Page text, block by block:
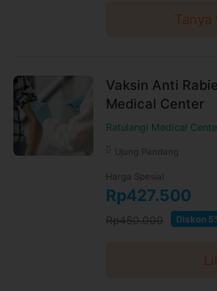
Vaksin Anti
Medical Center
Ratulangi Medical
Ujung Pandang
Harga Spesial
Rp427.500
Rp450.000 Diskon